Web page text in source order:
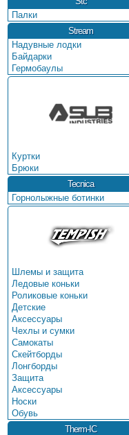
Палки
Stream
Надувные лодки
Байдарки
Гермобаулы
Куртки
Брюки
Tecnica
Горнолыжные ботинки
Шлемы и защита
Ледовые коньки
Роликовые коньки
Детские
Аксессуары
Чехлы и сумки
Самокаты
Скейтборды
Лонгборды
Защита
Аксессуары
Носки
Обувь
Therm-IC